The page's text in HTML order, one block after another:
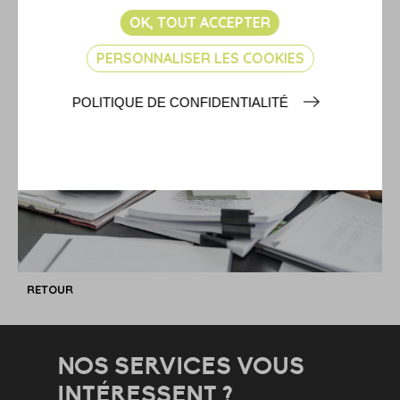
RETOUR
NOS SERVICES VOUS
OK, TOUT ACCEPTER
PERSONNALISER LES COOKIES
POLITIQUE DE CONFIDENTIALITÉ